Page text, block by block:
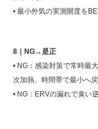
• 最小外気の実測開度を
8｜NG→是正
• NG：感染対策で常時最
次加熱、時間帯で最小へ戻
• NG：ERVの漏れで臭い